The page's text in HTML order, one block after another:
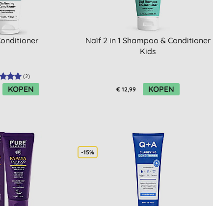
(2)
KOPEN
Naïf 2 in 1 Shampoo & Conditioner
Kids
€ 12,99 KOPEN
-15%